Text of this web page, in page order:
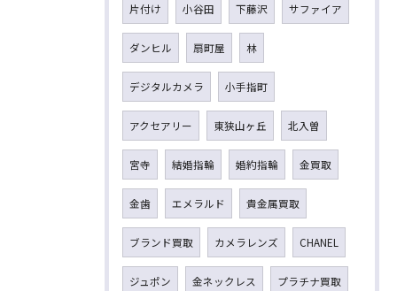
片付け 小谷田 下藤沢 サファイア
ダンヒル 扇町屋 林
デジタルカメラ 小手指町
アクセアリー 東狭山ヶ丘 北入曽
宮寺 結婚指輪 婚約指輪 金買取
金歯 エメラルド 貴金属買取
ブランド買取 カメラレンズ CHANEL
ジュポン 金ネックレス プラチナ買取